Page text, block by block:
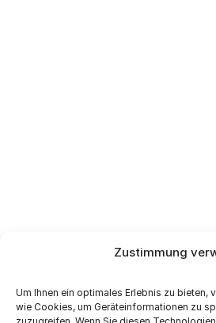
Zustimmung
Um Ihnen ein optimales Erlebnis zu bieten,
wie Cookies, um Geräteinformationen zu